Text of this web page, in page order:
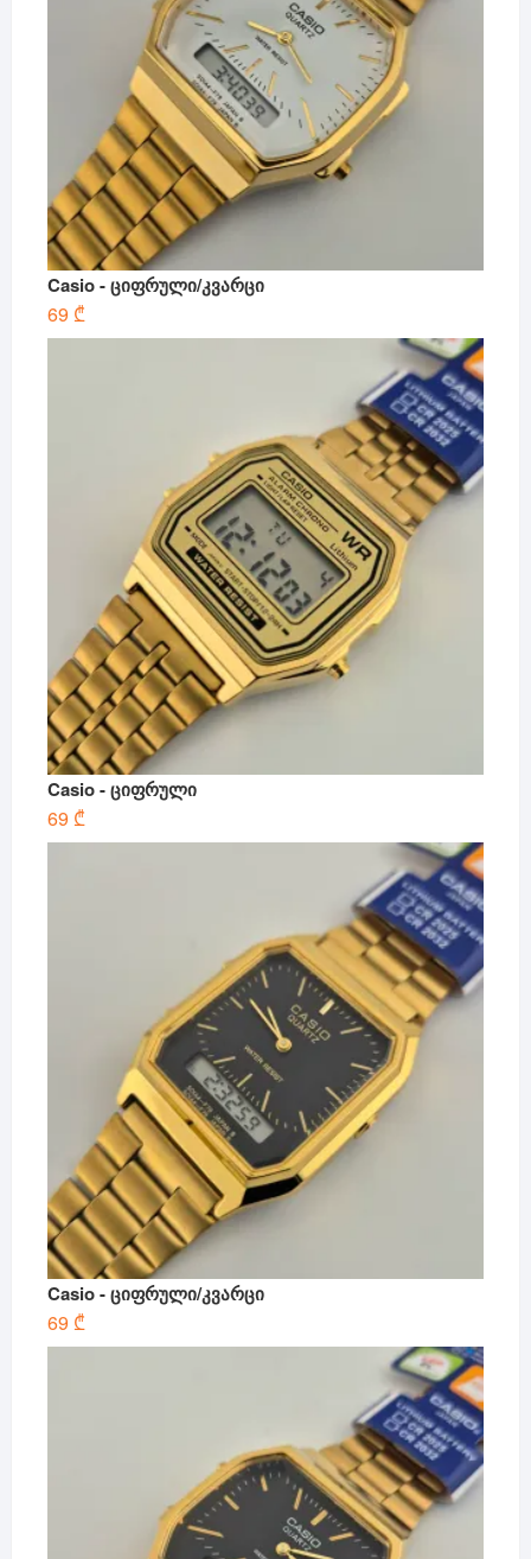
Casio - ციფრული/კვარცი
69 ₾
Casio - ციფრული
69 ₾
Casio - ციფრული/კვარცი
69 ₾